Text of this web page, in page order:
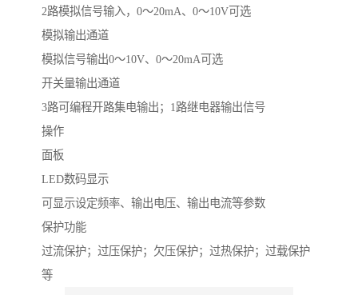
2路模拟信号输入，0～20mA、0～10V可选
模拟输出通道
模拟信号输出0～10V、0～20mA可选
开关量输出通道
3路可编程开路集电输出；1路继电器输出信号
操作
面板
LED数码显示
可显示设定频率、输出电压、输出电流等参数
保护功能
过流保护；过压保护；欠压保护；过热保护；过载保护
等